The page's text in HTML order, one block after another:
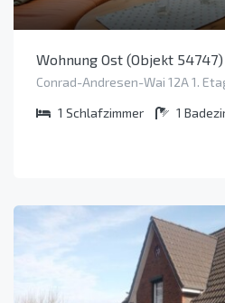
Wohnung Ost (Objekt 54747)
Conrad-Andresen-Wai 12A 1.
1 Schlafzimmer 1